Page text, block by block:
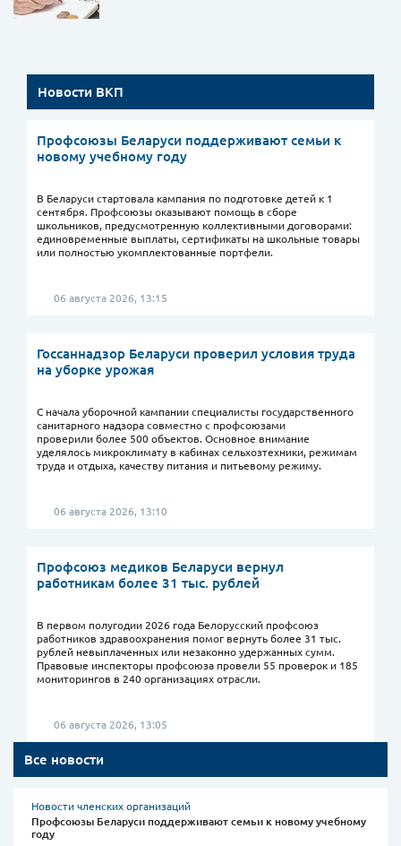
Все новости
Новости членских организаций
Профсоюзы Беларуси поддерживают семьи к новому учебному
году
Новости ВКП
Профсоюзы Беларуси поддерживают семьи к
новому учебному году
В Беларуси стартовала кампания по подготовке детей к 1
сентября. Профсоюзы оказывают помощь в сборе
школьников, предусмотренную коллективными договорами:
единовременные выплаты, сертификаты на школьные товары
или полностью укомплектованные портфели.
06 августа 2026, 13:15
Госсаннадзор Беларуси проверил условия труда
на уборке урожая
С начала уборочной кампании специалисты государственного
санитарного надзора совместно с профсоюзами
проверили более 500 объектов. Основное внимание
уделялось микроклимату в кабинах сельхозтехники, режимам
труда и отдыха, качеству питания и питьевому режиму.
06 августа 2026, 13:10
Профсоюз медиков Беларуси вернул
работникам более 31 тыс. рублей
В первом полугодии 2026 года Белорусский профсоюз
работников здравоохранения помог вернуть более 31 тыс.
рублей невыплаченных или незаконно удержанных сумм.
Правовые инспекторы профсоюза провели 55 проверок и 185
мониторингов в 240 организациях отрасли.
06 августа 2026, 13:05